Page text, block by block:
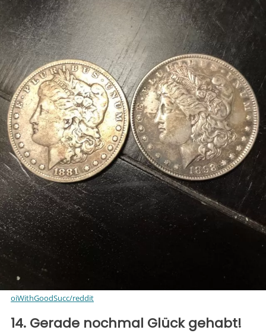
oiWithGoodSucc/reddit
14. Gerade nochmal Glück gehabt!